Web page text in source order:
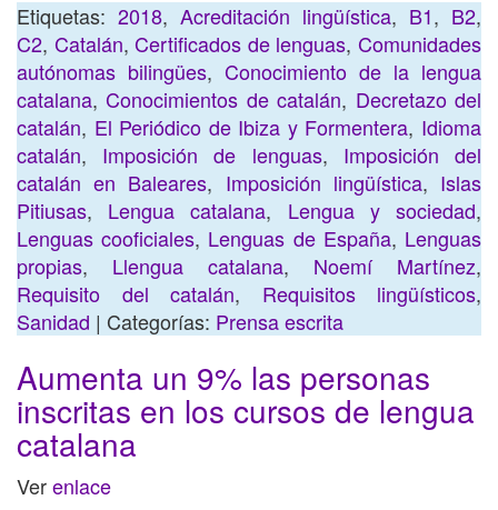
Etiquetas: 2018, Acreditación lingüística, B1, B2,
C2, Catalán,Certificados de lenguas,Comunidades
autónomas bilingües, Conocimiento de la lengua
catalana,Conocimientos de catalán, Decretazo del
catalán, El Periódico de Ibiza y Formentera, Idioma
catalán, Imposición de lenguas, Imposición del
catalán en Baleares, Imposición lingüística, Islas
Pitiusas, Lengua catalana, Lengua y sociedad,
Lenguas cooficiales, Lenguas de España, Lenguas
propias, Llengua catalana, Noemí Martínez,
Requisito del catalán, Requisitos lingüísticos,
Sanidad | Categorías: Prensa escrita
Aumenta un 9% las personas
inscritas en los cursos de lengua
catalana
Verenlace